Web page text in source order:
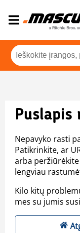
Puslapis
Nepavyko rasti
Patikrinkite, ar
arba
lengviau
Kilo kitų
mes su jumis